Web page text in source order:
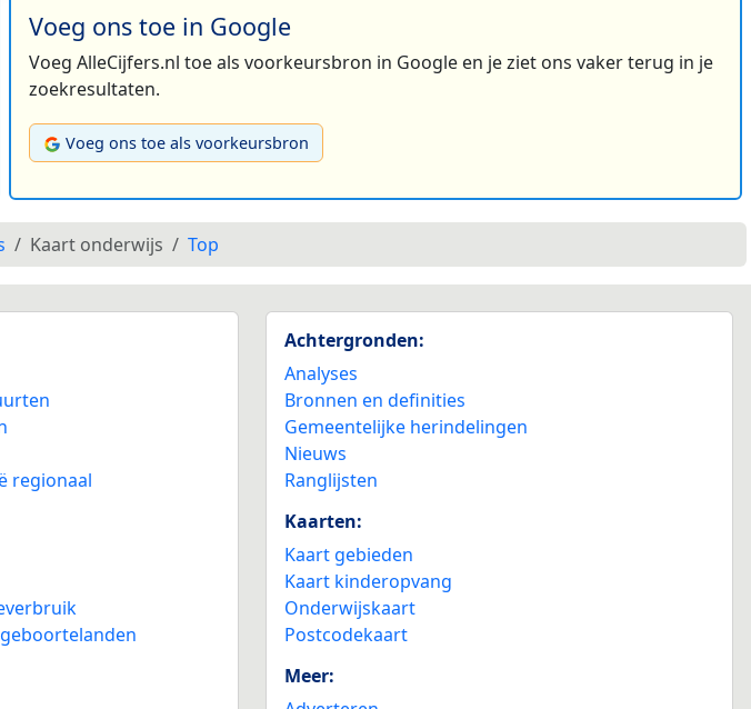
Voeg ons toe in Google
Voeg AlleCijfers.nl toe als voorkeursbron in Google en je ziet ons vaker terug in je
zoekresultaten.
Voeg ons toe als voorkeursbron
Kaart onderwijs Top
regionaal
Achtergronden:
Analyses
Bronnen en definities
Gemeentelijke herindelingen
Nieuws
Ranglijsten
Kaarten:
Kaart gebieden
Kaart kinderopvang
Onderwijskaart
Postcodekaart
Meer: